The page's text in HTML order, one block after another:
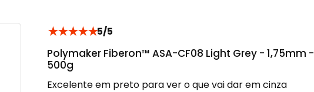
★★★★★5/5
Polymaker Fiberon™ ASA-CF08 Light Grey - 1,75mm -
500g
Excelente em preto para ver o que vai dar em cinza